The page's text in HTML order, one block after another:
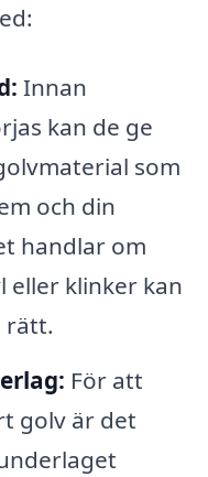
Innan
kan de ge
som
och din
handlar om
eller klinker kan
rätt.
För att
golv är det